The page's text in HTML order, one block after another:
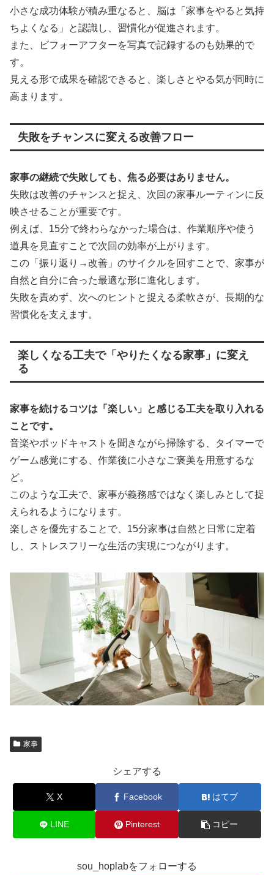
小さな成功体験が積み重なると、脳は「家事をやると気持
ちよくなる」と認識し、習慣化が促進されます。
また、ビフォーアフターを写真で記録するのも効果的で
す。
見える形で成果を確認できると、楽しさとやる気が同時に
高まります。
失敗をチャンスに変える改善フロー
家事の継続で失敗しても、焦る必要はありません。
失敗は改善のチャンスと捉え、次回の家事ルーティンに反
映させることが重要です。
例えば、15分で終わらなかった場合は、作業順序や使う
道具を見直すことで次回の効率が上がります。
この「振り返り→改善」のサイクルを回すことで、家事が
自然と自分に合った最適な形に進化します。
失敗を責めず、次へのヒントと捉える柔軟さが、長期的な
習慣化を支えます。
楽しくなる工夫で「やりたくなる家事」に変え
る
家事を続けるコツは「楽しい」と感じる工夫を取り入れる
ことです。
音楽やポッドキャストを聞きながら掃除する、タイマーで
ゲーム感覚にする、作業後に小さなご褒美を用意するな
ど。
このような工夫で、家事が義務感ではなく楽しみとして捉
えられるようになります。
楽しさを優先することで、15分家事は自然と日常に定着
し、ストレスフリーな生活の実現につながります。
家事
シェアする
X Facebook はてブ
LINE Pinterest コピー
sou_hoplabをフォローする